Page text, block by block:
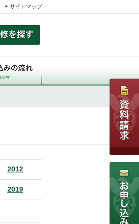
サイトマップ
2012
2019